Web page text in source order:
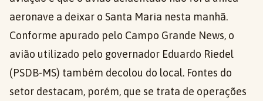
aeronave a deixar o Santa Maria nesta manhã.
Conforme apurado pelo Campo Grande News, o
avião utilizado pelo governador Eduardo Riedel
(PSDB-MS) também decolou do local. Fontes do
setor destacam, porém, que se trata de operações